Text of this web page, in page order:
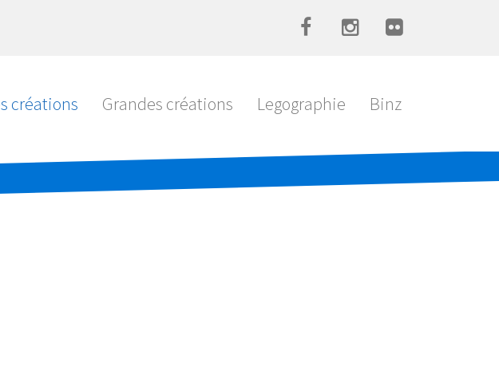
créations Grandes créations Legographie Binz